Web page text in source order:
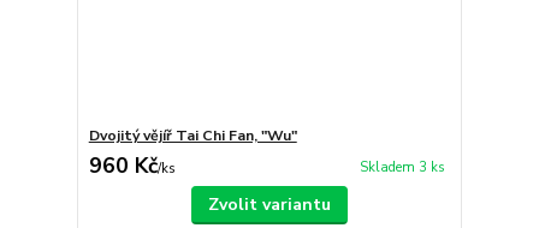
Dvojitý vějíř Tai Chi Fan, "Wu"
960 Kč/ks Skladem 3 ks
Zvolit variantu